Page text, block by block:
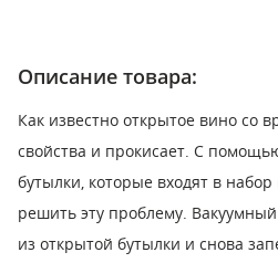
Описание товара:
Как известно открытое вино со
свойства и прокисает. С
бутылки, которые входят в
решить эту проблему. Вакуумный
из открытой бутылки и снова